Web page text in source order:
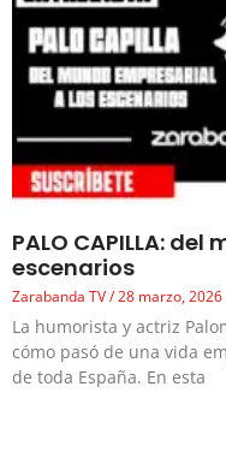
PALO CAPILLA:
escenarios
Zarabanda TV 28 marzo, 2026
La humorista y actriz
cómo pasó de una vida
de toda España. En esta